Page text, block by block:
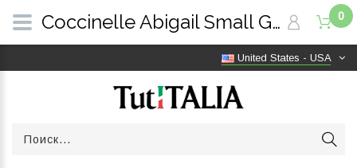
United States - USA
0
Coccinelle Abigail Small Guacamole E1SO5130301_G32 | TutITALIA